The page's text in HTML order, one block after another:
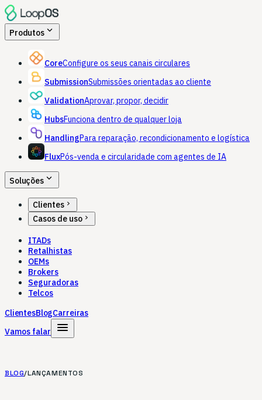
Produtosexpand_more
CoreConfigure os seus canais circulares
SubmissionSubmissões orientadas ao cliente
ValidationAprovar, propor, decidir
HubsFunciona dentro de qualquer loja
HandlingPara reparação, recondicionamento e logística
FluxPós-venda e circularidade com agentes de IA
Soluçõesexpand_more
Clientes chevron_right
Casos de uso chevron_right
ITADs
Retalhistas
OEMs
Brokers
Seguradoras
Telcos
ClientesBlogCarreiras
Vamos falar
menu
BLOG/LANÇAMENTOS